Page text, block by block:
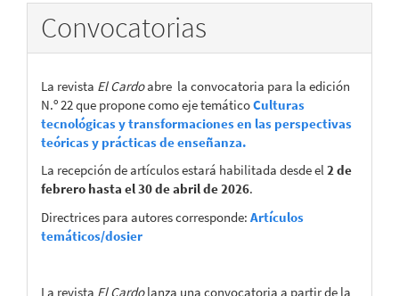
Convocatorias
La revista El Cardoabre la convocatoria para la edición
N.º 22 que propone como eje temáticoCulturas
tecnológicas y transformaciones en las perspectivas
teóricas y prácticas de enseñanza.
La recepción de artículos estará habilitada desde el2 de
febrero hasta el 30 de abril de 2026.
Directrices para autores corresponde: Artículos
temáticos/dosier
La revista El Cardolanza una convocatoria a partir de la